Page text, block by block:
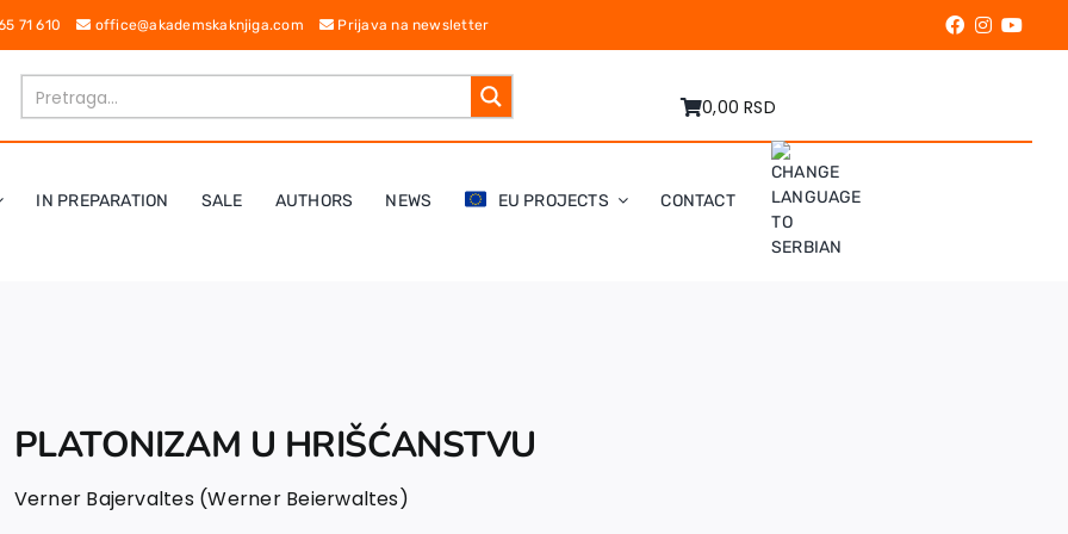
65 71 610 office@akademskaknjiga.com Prijava na newsletter
0,00 RSD
IN PREPARATION SALE AUTHORS NEWS EU PROJECTS CONTACT
PLATONIZAM U HRIŠĆANSTVU
Verner Bajervaltes (Werner Beierwaltes)